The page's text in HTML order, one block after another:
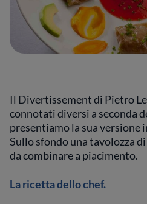
Il Divertissement di Pietro
connotati diversi a seconda
presentiamo la sua versione
Sullo sfondo una tavolozza
da combinare a piacimento.
La ricetta dello chef.